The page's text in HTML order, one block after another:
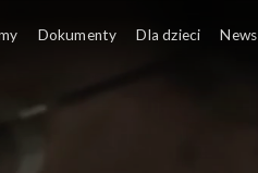
Dokumenty Dla dzieci News